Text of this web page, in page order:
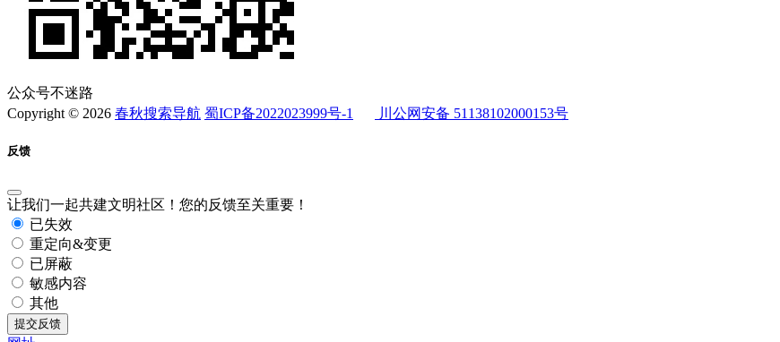
公众号不迷路
Copyright © 2026 春秋搜索导航 蜀ICP备2022023999号-1 川公网安备 51138102000153号
反馈
让我们一起共建文明社区！您的反馈至关重要！
已失效
重定向&变更
已屏蔽
敏感内容
其他
提交反馈